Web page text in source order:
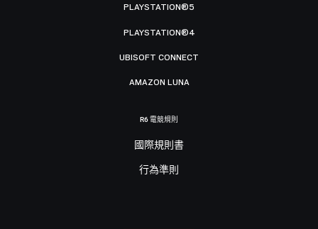
PLAYSTATION®5
PLAYSTATION®4
UBISOFT CONNECT
AMAZON LUNA
R6 電競規則
國際規則書
行為準則